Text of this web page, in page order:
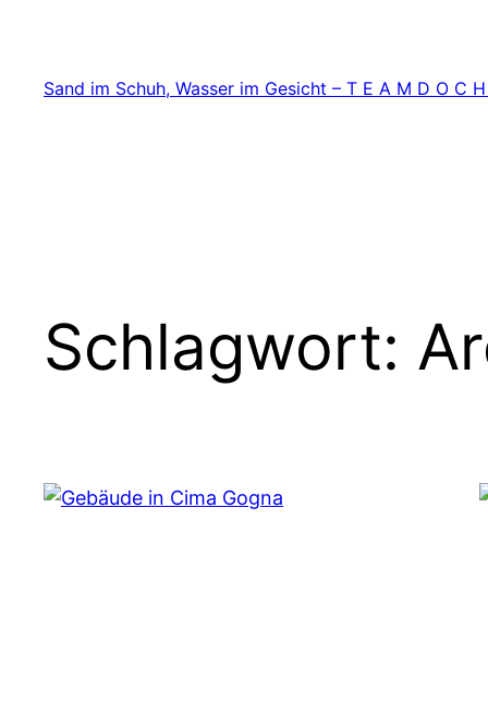
springen
Sand im Schuh, Wasser im Gesicht – T E A M D O C
Schlagwort: